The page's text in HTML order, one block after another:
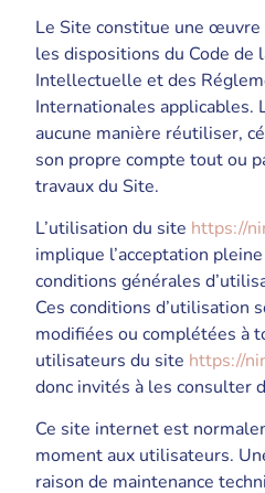
Le Site constitue une œuvre
les dispositions du Code de
Intellectuelle et des
Internationales applicables.
aucune manière réutiliser,
son propre compte tout ou
travaux du Site.
L’utilisation du site https://
implique l’acceptation
conditions générales
Ces conditions d’utilisation
modifiées ou complétées à
utilisateurs du site https://
donc invités à les consulter
Ce site internet est
moment aux utilisateurs.
raison de maintenance